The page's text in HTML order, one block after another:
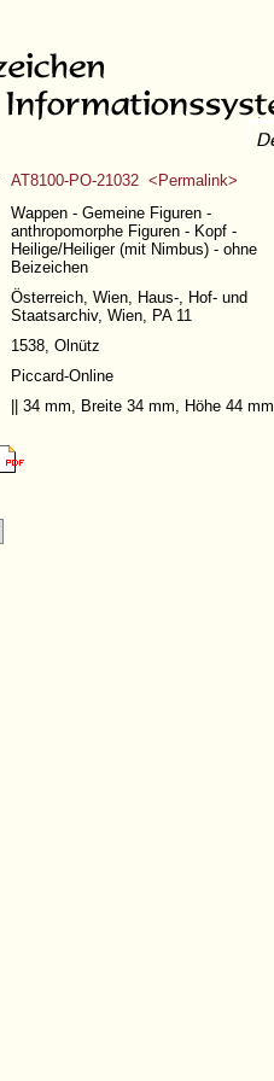
AT8100-PO-21032 <Permalink>
Wappen - Gemeine Figuren -
anthropomorphe Figuren - Kopf -
Heilige/Heiliger (mit Nimbus) - ohne
Beizeichen
Österreich, Wien, Haus-, Hof- und
Staatsarchiv, Wien, PA 11
1538, Olnütz
Piccard-Online
|| 34 mm, Breite 34 mm, Höhe 44 mm